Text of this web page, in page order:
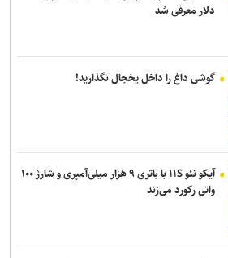
دلار معرفی شد
گوشی داغ را داخل یخچال نگذارید!
آیکو نئو ۱۱S با باتری ۹ هزار میلی‌آمپری و شارژ ۱۰۰
واتی رکورد می‌زند